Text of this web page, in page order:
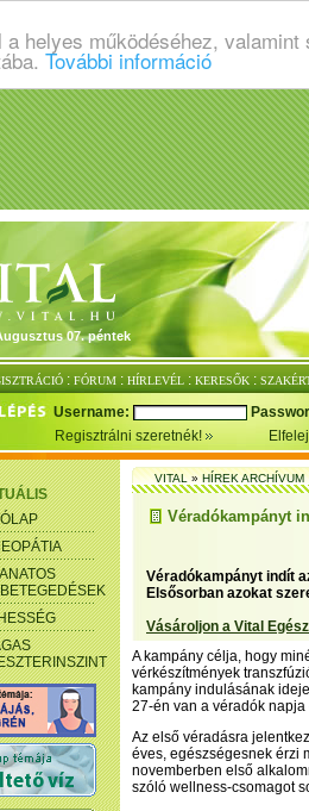
helyes működéséhez,
További információ
07. péntek
: FÓRUM : HÍRLEVÉL : KERESŐK :
Username:
Regisztrálni szeretnék!
VITAL»HÍREK ARCHÍVUM
Véradókampányt
Véradókampányt indít
Elsősorban azokat
Vásároljon a Vital
A kampány célja, hogy
vérkészítmények
kampány indulásának
27-én van a véradók napja
Az első véradásra
éves, egészségesnek érzi
novemberben első
szóló wellness-csomagot